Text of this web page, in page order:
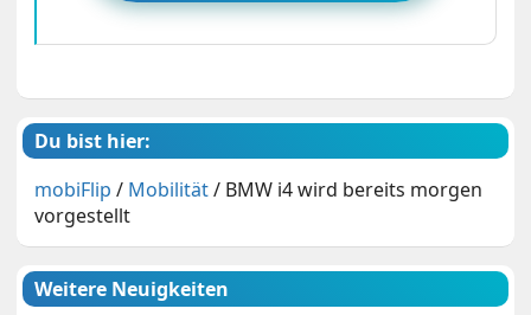
Du bist hier:
mobiFlip / Mobilität/ BMW i4 wird bereits morgen
vorgestellt
Weitere Neuigkeiten